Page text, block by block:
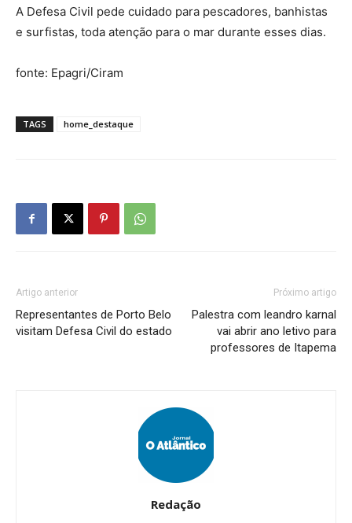
A Defesa Civil pede cuidado para pescadores, banhistas
e surfistas, toda atenção para o mar durante esses dias.
fonte: Epagri/Ciram
TAGS home_destaque
Artigo anterior
Representantes de Porto Belo
visitam Defesa Civil do estado
Próximo artigo
Palestra com leandro karnal
vai abrir ano letivo para
professores de Itapema
Redação